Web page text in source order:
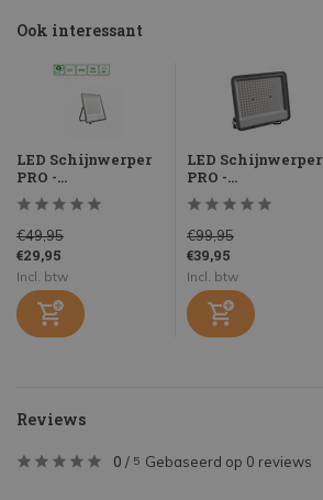
Ook interessant
LED Schijnwerper
PRO -...
€49,95
€29,95
Incl. btw
LED Schijnwerper
PRO -...
€99,95
€39,95
Incl. btw
Reviews
0 / 5 Gebaseerd op 0 reviews